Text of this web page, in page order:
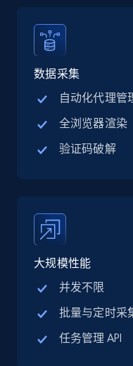
数据采集
自动化代理管
全浏览器渲染
验证码破解
大规模性能
并发不限
批量与定时采
任务管理 API